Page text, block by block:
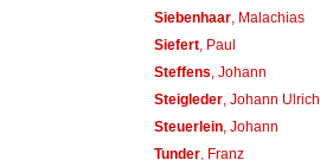
Siebenhaar, Malachias
Siefert, Paul
Steffens , Johann
Steigleder, Johann Ulrich
Steuerlein, Johann
Tunder, Franz